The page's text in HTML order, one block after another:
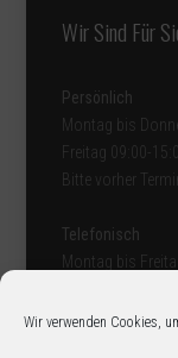
Wir verwenden Cookies,
Wir Sind Für
Persönlich
Montag bis
Freitag 09:00-
Bitte vorher
Telefonisch
Montag bis